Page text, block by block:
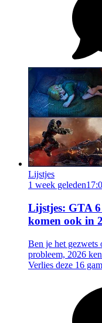
Lijstjes
1 week geleden
Lijstjes: GTA 6
komen ook in
Ben je het gezwets
probleem, 2026
Verlies deze 16